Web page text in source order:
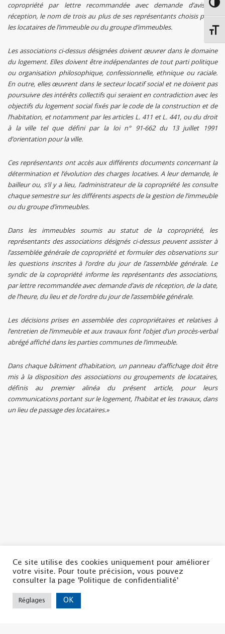
copropriété par lettre recommandée avec demande d’avis de
réception, le nom de trois au plus de ses représentants choisis parmi
les locataires de l’immeuble ou du groupe d’immeubles.
Les associations ci-dessus désignées doivent œuvrer dans le domaine
du logement. Elles doivent être indépendantes de tout parti politique
ou organisation philosophique, confessionnelle, ethnique ou raciale.
En outre, elles œuvrent dans le secteur locatif social et ne doivent pas
poursuivre des intérêts collectifs qui seraient en contradiction avec les
objectifs du logement social fixés par le code de la construction et de
l’habitation, et notamment par les articles L. 411 et L. 441, ou du droit
à la ville tel que défini par la loi n° 91-662 du 13 juillet 1991
d’orientation pour la ville.
Ces représentants ont accès aux différents documents concernant la
détermination et l’évolution des charges locatives. A leur demande, le
bailleur ou, s’il y a lieu, l’administrateur de la copropriété les consulte
chaque semestre sur les différents aspects de la gestion de l’immeuble
ou du groupe d’immeubles.
Dans les immeubles soumis au statut de la copropriété, les
représentants des associations désignés ci-dessus peuvent assister à
l’assemblée générale de copropriété et formuler des observations sur
les questions inscrites à l’ordre du jour de l’assemblée générale. Le
syndic de la copropriété informe les représentants des associations,
par lettre recommandée avec demande d’avis de réception, de la date,
de l’heure, du lieu et de l’ordre du jour de l’assemblée générale.
Les décisions prises en assemblée des copropriétaires et relatives à
l’entretien de l’immeuble et aux travaux font l’objet d’un procès-verbal
abrégé affiché dans les parties communes de l’immeuble.
Dans chaque bâtiment d’habitation, un panneau d’affichage doit être
mis à la disposition des associations ou groupements de locataires,
définis au premier alinéa du présent article, pour leurs
communications portant sur le logement, l’habitat et les travaux, dans
un lieu de passage des locataires.»
Ce site utilise des cookies uniquement pour améliorer
votre visite. Pour toute précision, vous pouvez
consulter la page 'Politique de confidentialité'
Réglages OK